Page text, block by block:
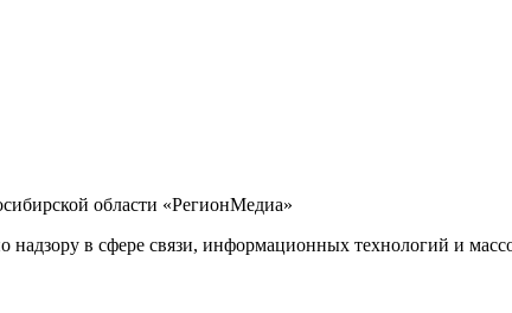
области «РегионМедиа»
надзору в сфере связи, информационных технологий и